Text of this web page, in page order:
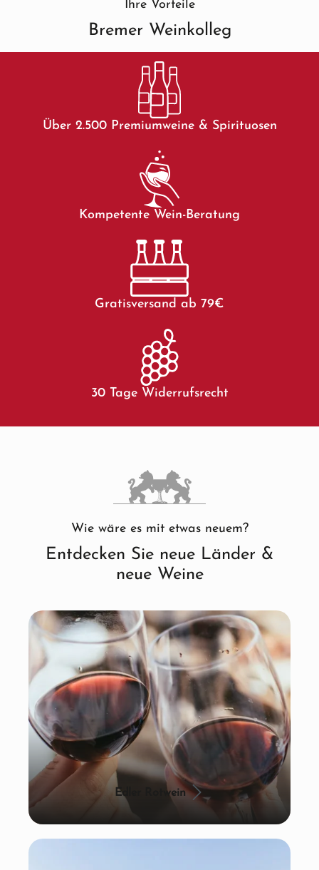
Ihre Vorteile
Bremer Weinkolleg
Über 2.500 Premiumweine & Spirituosen
Kompetente Wein-Beratung
Gratisversand ab 79€
30 Tage Widerrufsrecht
Wie wäre es mit etwas neuem?
Entdecken Sie neue Länder &
neue Weine
Edler Rotwein